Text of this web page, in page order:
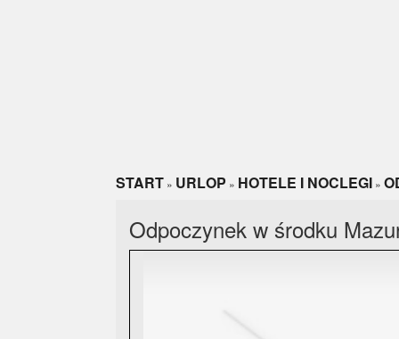
START » URLOP » HOTELE I NOCLEGI »
Odpoczynek w środku